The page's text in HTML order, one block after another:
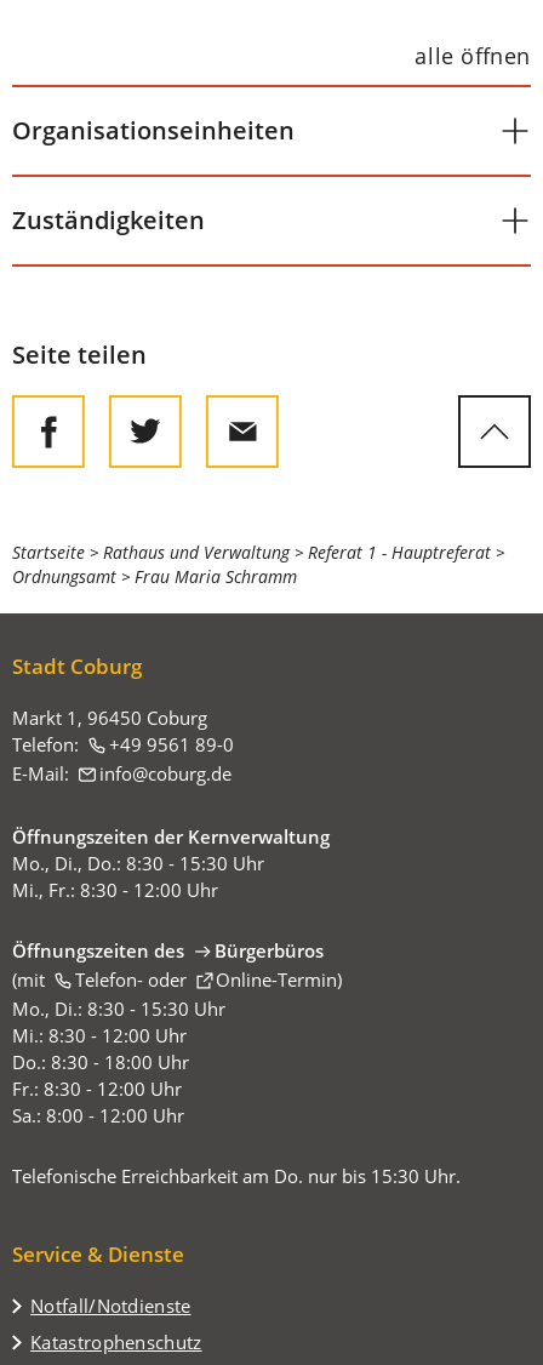
alle öffnen
Organisationseinheiten
Zuständigkeiten
Seite teilen
Sie
befinden
hier:
Startseite Rathaus und Verwaltung
Referat 1 - Hauptreferat
Ordnungsamt
Frau Maria Schramm
Stadt Coburg
Markt 1, 96450 Coburg
Telefon:
+49 9561 89-0
E-Mail:
info coburg de
Öffnungszeiten der Kernverwaltung
Mo., Di., Do.: 8:30 - 15:30 Uhr
Mi., Fr.: 8:30 - 12:00 Uhr
Öffnungszeiten des
Bürgerbüros
(mit
Telefon-oder Online-Termin
(Öffnet
in
einem
neuen
Tab)
)
Mo., Di.: 8:30 - 15:30 Uhr
Mi.: 8:30 - 12:00 Uhr
Do.: 8:30 - 18:00 Uhr
Fr.: 8:30 - 12:00 Uhr
Sa.: 8:00 - 12:00 Uhr
Telefonische Erreichbarkeit am Do. nur bis 15:30 Uhr.
Service & Dienste
Notfall/Notdienste
Katastrophenschutz